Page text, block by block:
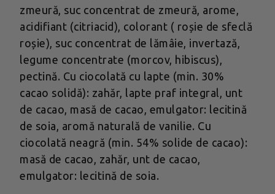
zmeură, suc concentrat de zmeură, arome,
acidifiant (citriacid), colorant ( roșie de sfeclă
roșie), suc concentrat de lămâie, invertază,
legume concentrate (morcov, hibiscus),
pectină. Cu ciocolată cu lapte (min. 30%
cacao solidă): zahăr, lapte praf integral, unt
de cacao, masă de cacao, emulgator: lecitină
de soia, aromă naturală de vanilie. Cu
ciocolată neagră (min. 54% solide de cacao):
masă de cacao, zahăr, unt de cacao,
emulgator: lecitină de soia.